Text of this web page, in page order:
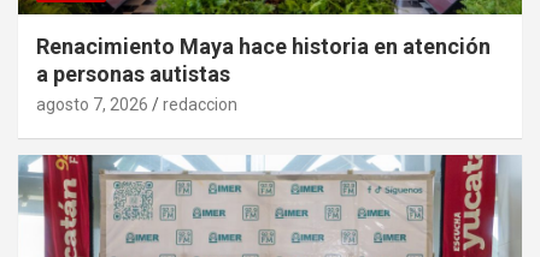
Renacimiento Maya hace historia en atención
a personas autistas
agosto 7, 2026 redaccion